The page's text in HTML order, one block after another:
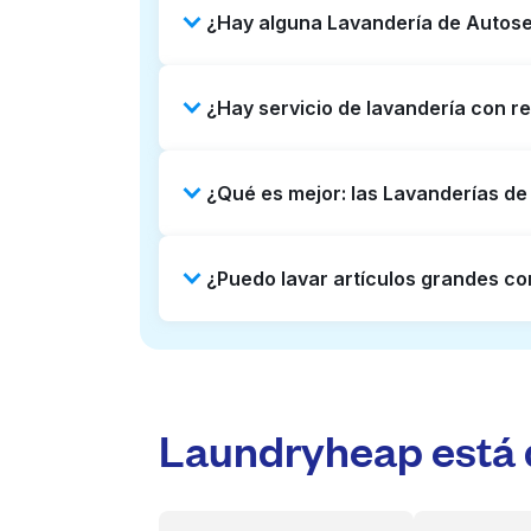
¿Hay alguna Lavandería de
Revisar listados o mapas en línea
¿Hay servicio de lavandería con
Puede ser una opción que ahorre
¿Qué es mejor: las Lavanderías
lado, Laundryheap ofrece recojo
¿Puedo lavar artículos grandes
Laundryheap está